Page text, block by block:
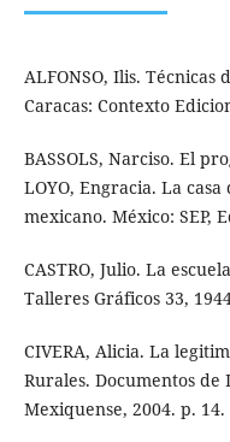
ALFONSO, Ilis.
Caracas: Contexto
BASSOLS, Narciso. El
LOYO, Engracia. La
mexicano. México: SEP,
CASTRO, Julio. La
Talleres Gráficos 33,
CIVERA, Alicia. La
Rurales. Documentos de
Mexiquense, 2004. p. 14.